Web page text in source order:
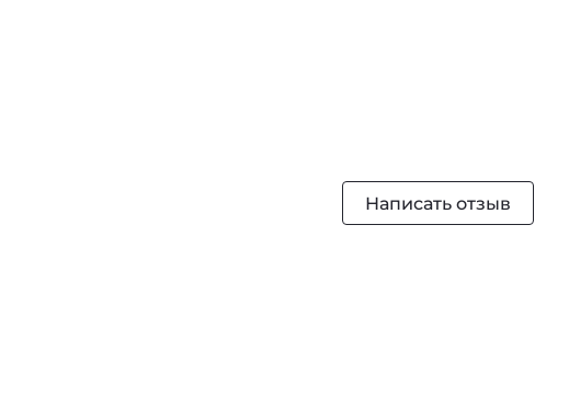
Написать отзыв